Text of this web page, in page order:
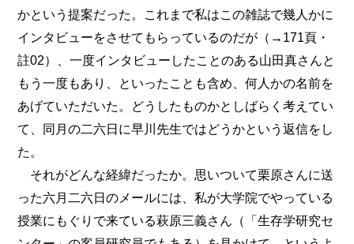
かという提案だった。これまで私はこの雑誌で幾人かに
インタビューをさせてもらっているのだが（→171頁・
註02）、一度インタビューしたことのある山田真さんと
もう一度もあり、といったことも含め、何人かの名前を
あげていただいた。どうしたものかとしばらく考えてい
て、同月の二六日に早川先生ではどうかという返信をし
た。
それがどんな経緯だったか。思いついて栗原さんに送
った六月二六日のメールには、私が大学院でやっている
授業にもぐりで来ている萩原三義さん（「生存学研究セ